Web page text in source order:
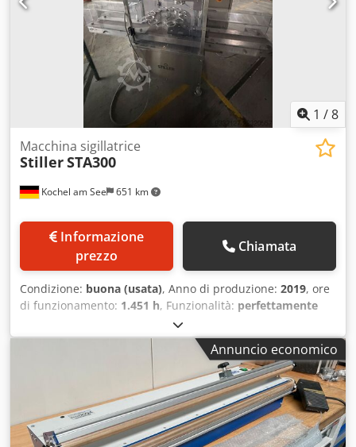
1 /8
Kochel am See 651 km
Macchina sigillatrice
StillerSTA300
prezzo
Chiamata
Condizione: buona (usata), Anno di produzione: 2019, ore
di funzionamento: 1.451 h, Funzionalità: perfettamente
, numero macchina/veicolo:
complessivo:1.000 kg, Macchina Stiller STA 3000 del 2019,
con poche ore di funzionamento. La macchina è fornita
con set di formati per lattine da 99/119 mm, 73/110 mm e
73/58 mm, ovvero lattine impilabili da 800 g, 400 g e 200 g.
La macchina funziona perfettamente; la barra dei coltelli
del distributore di coperchi potrebbe, eventualmente,
dover essere sostituita. Credpfx Aozlgqqonmsf
Annuncio economico